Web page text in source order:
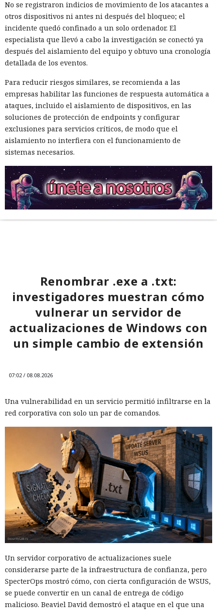
No se registraron indicios de movimiento de los atacantes a
otros dispositivos ni antes ni después del bloqueo; el
incidente quedó confinado a un solo ordenador. El
especialista que llevó a cabo la investigación se conectó ya
después del aislamiento del equipo y obtuvo una cronología
detallada de los eventos.
Para reducir riesgos similares, se recomienda a las
empresas habilitar las funciones de respuesta automática a
ataques, incluido el aislamiento de dispositivos, en las
soluciones de protección de endpoints y configurar
exclusiones para servicios críticos, de modo que el
aislamiento no interfiera con el funcionamiento de
sistemas necesarios.
Renombrar .exe a .txt:
investigadores muestran cómo
vulnerar un servidor de
actualizaciones de Windows con
un simple cambio de extensión
07:02 / 08.08.2026
Una vulnerabilidad en un servicio permitió infiltrarse en la
red corporativa con solo un par de comandos.
Un servidor corporativo de actualizaciones suele
considerarse parte de la infraestructura de confianza, pero
SpecterOps mostró cómo, con cierta configuración de WSUS,
se puede convertir en un canal de entrega de código
malicioso. Beaviel David demostró el ataque en el que una